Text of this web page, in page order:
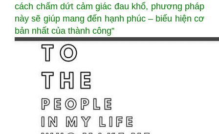
cách chấm dứt cảm giác đau khổ, phương pháp
này sẽ giúp mang đến hạnh phúc – biểu hiện cơ
bản nhất của thành công”